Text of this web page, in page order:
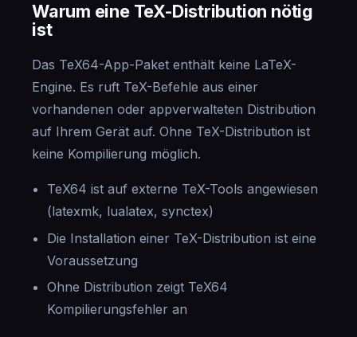
Warum eine TeX-Distribution nötig
ist
Das TeX64-App-Paket enthält keine LaTeX-
Engine. Es ruft TeX-Befehle aus einer
vorhandenen oder appverwalteten Distribution
auf Ihrem Gerät auf. Ohne TeX-Distribution ist
keine Kompilierung möglich.
TeX64 ist auf externe TeX-Tools angewiesen
(latexmk, lualatex, synctex)
Die Installation einer TeX-Distribution ist eine
Voraussetzung
Ohne Distribution zeigt TeX64
Kompilierungsfehler an